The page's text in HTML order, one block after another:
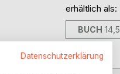
erhältlich als:
BUCH
Datenschutzerklärung